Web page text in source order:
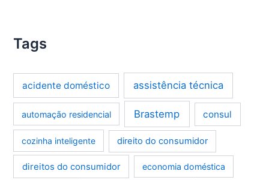
Tags
acidente doméstico assistência técnica
automação residencial Brastemp consul
cozinha inteligente direito do consumidor
direitos do consumidor economia doméstica